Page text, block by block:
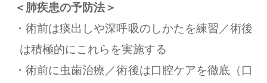
＜肺疾患の予防法＞
術前は痰出しや深呼吸のしかたを練習／術後
は積極的にこれらを実施する
術前に虫歯治療／術後は口腔ケアを徹底（口